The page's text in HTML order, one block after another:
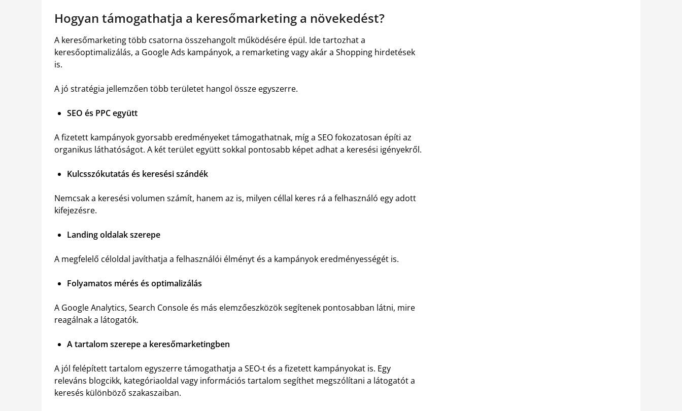
Hogyan támogathatja a keresőmarketing a növekedést?
A keresőmarketing több csatorna összehangolt működésére épül. Ide tartozhat a
keresőoptimalizálás, a Google Ads kampányok, a remarketing vagy akár a Shopping hirdetések
is.
A jó stratégia jellemzően több területet hangol össze egyszerre.
SEO és PPC együtt
A fizetett kampányok gyorsabb eredményeket támogathatnak, míg a SEO fokozatosan építi az
organikus láthatóságot. A két terület együtt sokkal pontosabb képet adhat a keresési igényekről.
Kulcsszókutatás és keresési szándék
Nemcsak a keresési volumen számít, hanem az is, milyen céllal keres rá a felhasználó egy adott
kifejezésre.
Landing oldalak szerepe
A megfelelő céloldal javíthatja a felhasználói élményt és a kampányok eredményességét is.
Folyamatos mérés és optimalizálás
A Google Analytics, Search Console és más elemzőeszközök segítenek pontosabban látni, mire
reagálnak a látogatók.
A tartalom szerepe a keresőmarketingben
A jól felépített tartalom egyszerre támogathatja a SEO-t és a fizetett kampányokat is. Egy
releváns blogcikk, kategóriaoldal vagy információs tartalom segíthet megszólítani a látogatót a
keresés különböző szakaszaiban.